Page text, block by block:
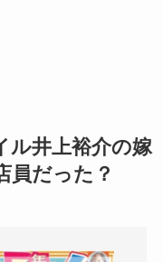
ル井上裕介の嫁
員だった？